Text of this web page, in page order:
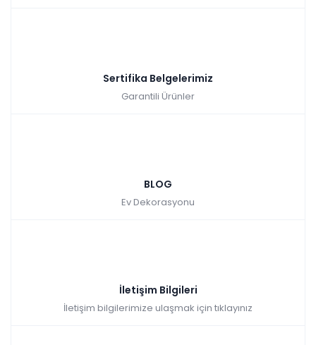
Sertifika Belgelerimiz
Garantili Ürünler
BLOG
Ev Dekorasyonu
İletişim Bilgileri
İletişim bilgilerimize ulaşmak için tıklayınız